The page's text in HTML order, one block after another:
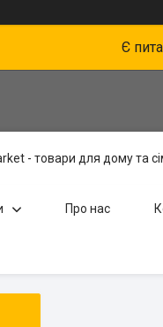
Є
- товари для дому та
Про нас